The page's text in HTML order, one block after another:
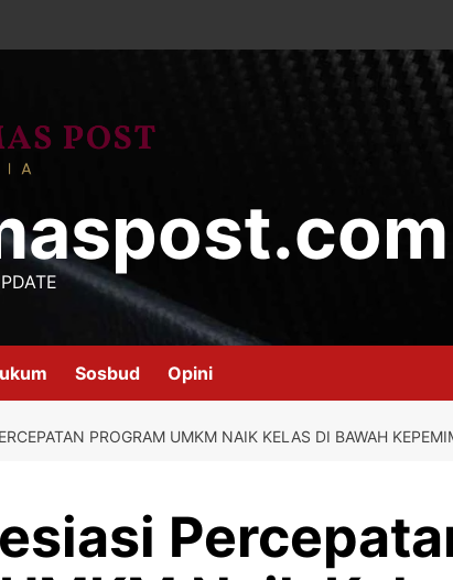
Sosbud Opini
PROGRAM UMKM NAIK KELAS DI BAWAH